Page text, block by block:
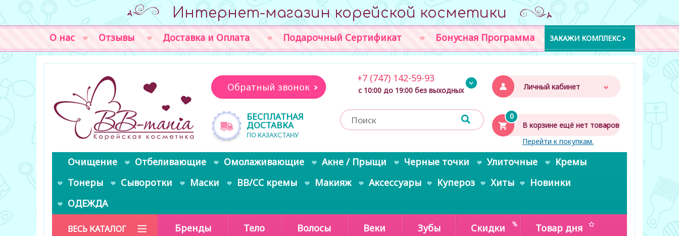
Интернет-магазин корейской косметики
О нас Отзывы Доставка и Оплата Подарочный Сертификат Бонусная Программа ЗАКАЖИ КОМПЛЕКС
Личный кабинет
0
В корзине ещё нет товаров
Перейти к покупкам.
Обратный звонок
БЕСПЛАТНАЯ
ДОСТАВКА
ПО КАЗАХСТАНУ
+7 (747) 142-59-93
с 10:00 до 19:00 без выходных
Очищение Отбеливающие Омолаживающие Акне / Прыщи Черные точки Улиточные
Кремы
Тонеры
Сыворотки Маски BB/CC кремы Макияж Аксессуары Купероз Хиты
Новинки
ОДЕЖДА
ВЕСЬ КАТАЛОГ Бренды Тело Волосы Веки Зубы Скидки Товар дня